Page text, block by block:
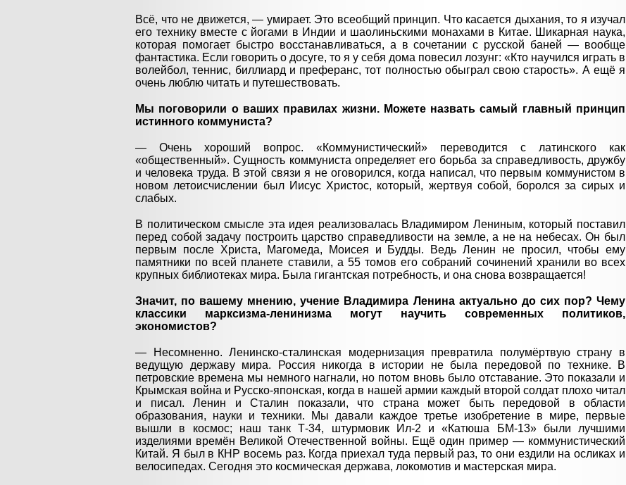
Всё, что не движется, — умирает. Это всеобщий принцип. Что касается дыхания, то я изучал
его технику вместе с йогами в Индии и шаолиньскими монахами в Китае. Шикарная наука,
которая помогает быстро восстанавливаться, а в сочетании с русской баней — вообще
фантастика. Если говорить о досуге, то я у себя дома повесил лозунг: «Кто научился играть в
волейбол, теннис, биллиард и преферанс, тот полностью обыграл свою старость». А ещё я
очень люблю читать и путешествовать.
Мы поговорили о ваших правилах жизни. Можете назвать самый главный принцип
истинного коммуниста?
— Очень хороший вопрос. «Коммунистический» переводится с латинского как
«общественный». Сущность коммуниста определяет его борьба за справедливость, дружбу
и человека труда. В этой связи я не оговорился, когда написал, что первым коммунистом в
новом летоисчислении был Иисус­ Христос, который, жертвуя собой, боролся за сирых и
слабых.
В политическом смысле эта идея реализовалась Владимиром Лениным, который поставил
перед собой задачу построить царство справедливости на земле, а не на небесах. Он был
первым после Христа, Магомеда, Моисея и Будды. Ведь Ленин не просил, чтобы ему
памятники по всей планете ставили, а 55 томов его собраний сочинений хранили во всех
крупных библиотеках мира. Была гигантская потребность, и она снова возвращается!
Значит, по вашему мнению, учение Владимира Ленина актуально до сих пор? Чему
классики марксизма-ленинизма могут научить современных политиков,
экономистов?
— Несомненно. Ленинско-сталинская модернизация превратила полумёртвую страну в
ведущую державу мира. Россия никогда в истории не была передовой по технике. В
петровские времена мы немного нагнали, но потом вновь было отставание. Это показали и
Крымская война и Русско-японская, когда в нашей армии каждый второй солдат плохо читал
и писал. Ленин и Сталин показали, что страна может быть передовой в области
образования, науки и техники. Мы давали каждое третье изобретение в мире, первые
вышли в космос; наш танк Т-34, штурмовик Ил-2 и «Катюша БМ-13» были лучшими
изделиями времён Великой Отечественной войны. Ещё один пример — коммунистический
Китай. Я был в КНР восемь раз. Когда приехал туда первый раз, то они ездили на осликах и
велосипедах. Сегодня это космическая держава, локомотив и мастерская мира.